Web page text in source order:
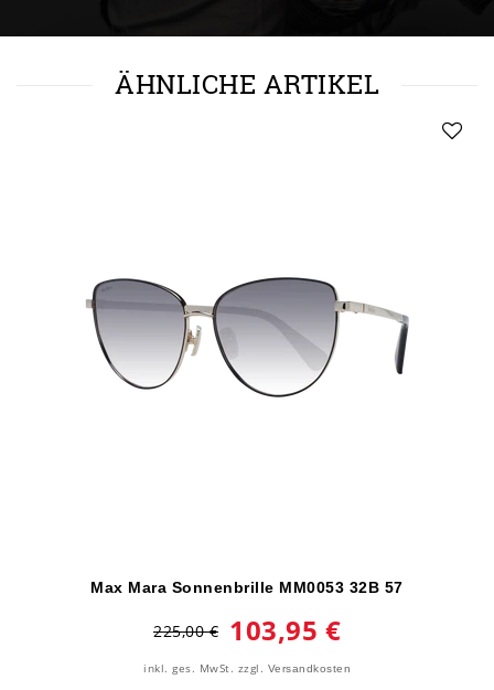
ÄHNLICHE ARTIKEL
Max Mara Sonnenbrille MM0053 32B 57
225,00 € 103,95 €
inkl. ges. MwSt. zzgl. Versandkosten